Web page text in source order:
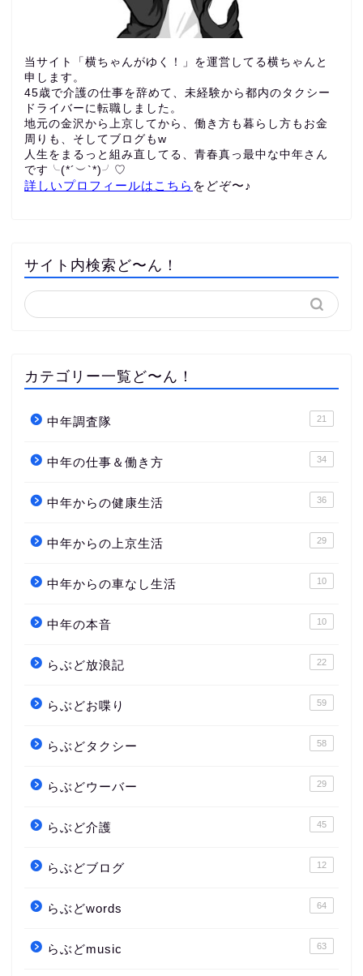
当サイト「横ちゃんがゆく！」を運営してる横ちゃんと
申します。
45歳で介護の仕事を辞めて、未経験から都内のタクシー
ドライバーに転職しました。
地元の金沢から上京してから、働き方も暮らし方もお金
周りも、 そしてブログもw
人生をまるっと組み直してる、青春真っ最中な中年さん
です╰(*´︶`*)╯♡
詳しいプロフィールはこちら をどぞ〜♪
サイト内検索ど〜ん！
カテゴリー一覧ど〜ん！
中年調査隊 21
中年の仕事＆働き方 34
中年からの健康生活 36
中年からの上京生活 29
中年からの車なし生活 10
中年の本音 10
らぶど放浪記 22
らぶどお喋り 59
らぶどタクシー 58
らぶどウーバー 29
らぶど介護 45
らぶどブログ 12
らぶどwords 64
らぶどmusic 63